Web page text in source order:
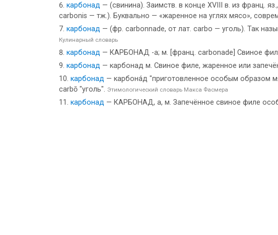
карбонад — (свинина). Заимств. в конце XVIII в. из франц.
carbonis — тж.). Буквально — «жаренное на углях мясо»,
карбонад — (фр. carbonnade, от лат. carbo — уголь). Так
Кулинарный словарь
карбонад — КАРБОНАД -а; м. [франц. carbonade] Свиное
карбонад — карбонад м. Свиное филе, жаренное или
карбонад — карбона́д "приготовленное особым образом
саrbō "уголь". Этимологический словарь Макса Фасмера
карбонад — КАРБОНАД, а, м. Запечённое свиное филе